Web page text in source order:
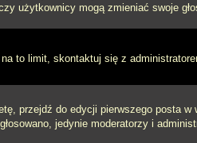
użytkownicy mogą zmieniać swoje
to limit, skontaktuj się z
przejdź do edycji pierwszego posta
jedynie moderatorzy i